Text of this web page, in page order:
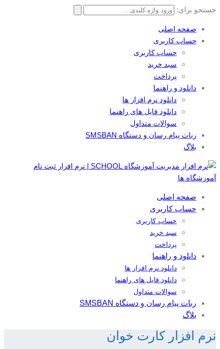
جستجو برای:
صفحه اصلی
حساب کاربری
حساب کاربری
سبد خرید
پرداخت
دانلود و راهنما
دانلود نرم افزار ها
دانلود فایل های راهنما
سوالات متداول
ربات پیام رسان و دستگاه SMSBAN
بلاگ
صفحه اصلی
حساب کاربری
حساب کاربری
سبد خرید
پرداخت
دانلود و راهنما
دانلود نرم افزار ها
دانلود فایل های راهنما
سوالات متداول
ربات پیام رسان و دستگاه SMSBAN
بلاگ
نرم افزار کارت خوان